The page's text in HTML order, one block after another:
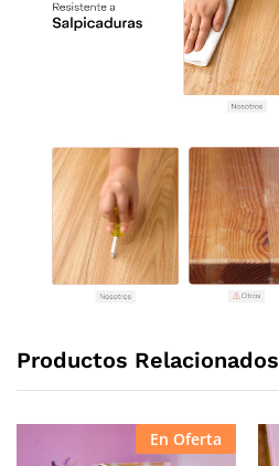
Productos Relacionados
En Oferta